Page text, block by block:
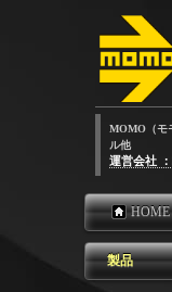
MOMO（モ
ル他
運営会社
HOME
製品